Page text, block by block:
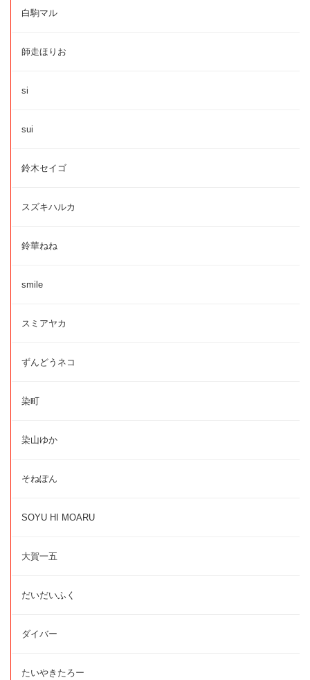
白駒マル
師走ほりお
si
sui
鈴木セイゴ
スズキハルカ
鈴華ねね
smile
スミアヤカ
ずんどうネコ
染町
染山ゆか
そねぽん
SOYU HI MOARU
大賀一五
だいだいふく
ダイバー
たいやきたろー